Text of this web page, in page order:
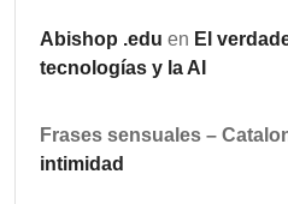
Abishop .edu en El
tecnologías y la AI
Frases sensuales –
intimidad